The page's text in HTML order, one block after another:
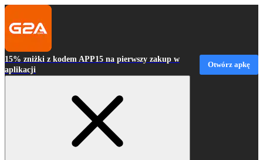
15% zniżki z kodem APP15 na pierwszy zakup w
aplikacji
Otwórz apkę